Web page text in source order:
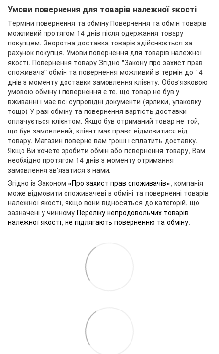
Умови повернення для товарів належної якості
Терміни повернення та обміну Повернення та обмін товарів
можливий протягом 14 днів після одержання товару
покупцем. Зворотна доставка товарів здійснюється за
рахунок покупця. Умови повернення для товарів належної
якості. Повернення товару Згідно "Закону про захист прав
споживача" обмін та повернення можливий в термін до 14
днів з моменту доставки замовлення клієнту. Обов'язковою
умовою обміну і повернення є те, що товар не був у
вживанні і має всі супровідні документи (ярлики, упаковку
тощо) У разі обміну та повернення вартість доставки
оплачується клієнтом. Якщо був отриманий товар не той,
що був замовлений, клієнт має право відмовитися від
товару. Магазин поверне вам гроші і сплатить доставку.
Якщо Ви хочете зробити обмін або повернення товару, Вам
необхідно протягом 14 днів з моменту отримання
замовлення зв'язатися з нами.
Згідно із Законом «Про захист прав споживачів», компанія
може відмовити споживачеві в обміні та поверненні товарів
належної якості, якщо вони відносяться до категорій, що
зазначені у чинному Переліку непродовольчих товарів
належної якості, не підлягають поверненню та обміну.